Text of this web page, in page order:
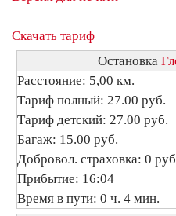
Скачать тариф
Остановка
Расстояние: 5,00 км.
Тариф полный: 27.00 руб.
Тариф детский: 27.00 руб.
Багаж: 15.00 руб.
Добровол. страховка: 0
Прибытие: 16:04
Время в пути: 0 ч. 4 мин.